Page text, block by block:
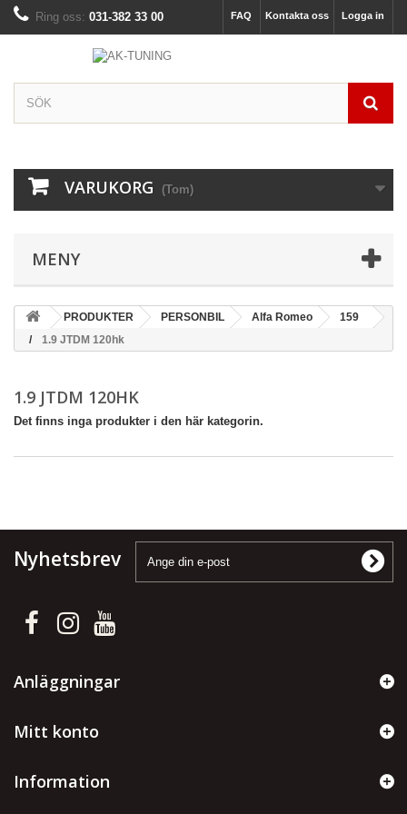
Logga in
Kontakta oss
FAQ
Ring oss: 031-382 33 00
VARUKORG (Tom)
MENY
PRODUKTER PERSONBIL Alfa Romeo
159
1.9 JTDM 120hk
1.9 JTDM 120HK
Det finns inga produkter i den här kategorin.
Nyhetsbrev
Anläggningar
Mitt konto
Information